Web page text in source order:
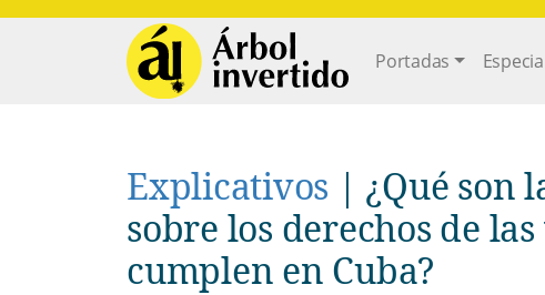
Main
Portadas
Explicativos | ¿Qué son
sobre los derechos de las
cumplen en Cuba?